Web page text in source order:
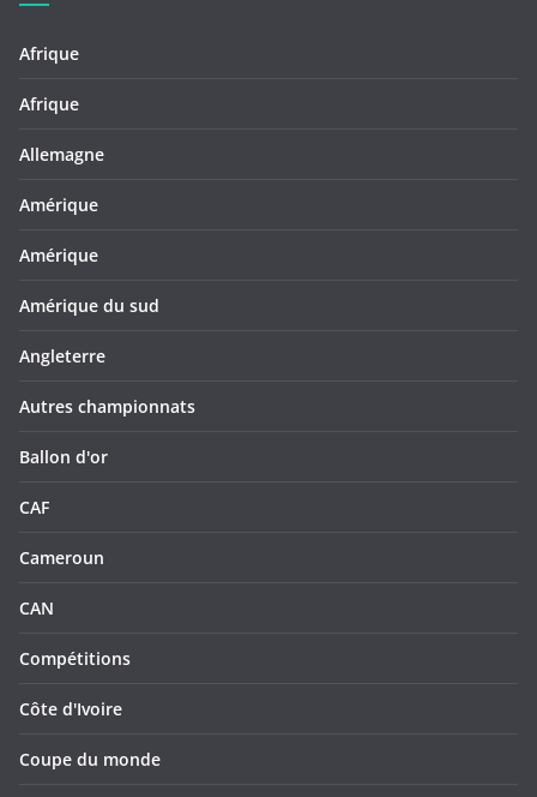
Afrique
Afrique
Allemagne
Amérique
Amérique
Amérique du sud
Angleterre
Autres championnats
Ballon d'or
CAF
Cameroun
CAN
Compétitions
Côte d'Ivoire
Coupe du monde